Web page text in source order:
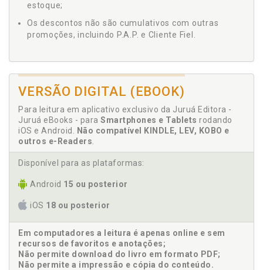
estoque;
Os descontos não são cumulativos com outras
promoções, incluindo P.A.P. e Cliente Fiel.
VERSÃO DIGITAL (EBOOK)
Para leitura em aplicativo exclusivo da Juruá Editora -
Juruá eBooks - para Smartphones e Tablets rodando
iOS e Android.
Não compatível KINDLE, LEV, KOBO e
outros e-Readers
Disponível para as plataformas:
Android 15 ou posterior
iOS 18 ou posterior
Em computadores a leitura é apenas online e sem
recursos de favoritos e anotações;
Não permite download do livro em formato PDF;
Não permite a impressão e cópia do conteúdo.